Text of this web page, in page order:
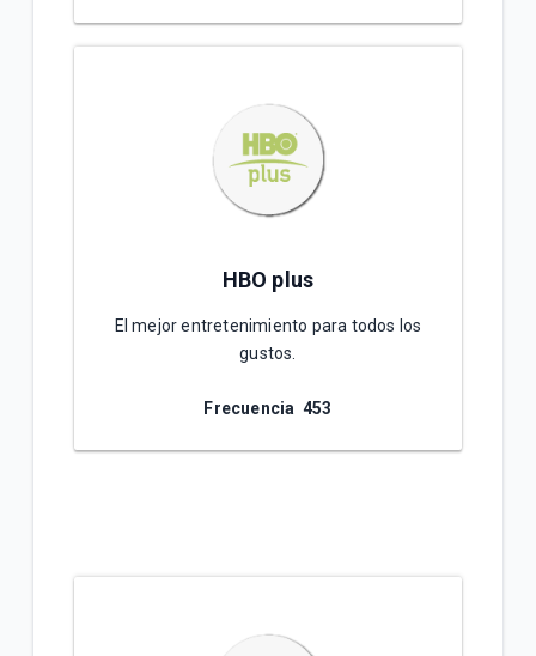
HBO plus
El mejor entretenimiento para todos los
gustos.
Frecuencia 453